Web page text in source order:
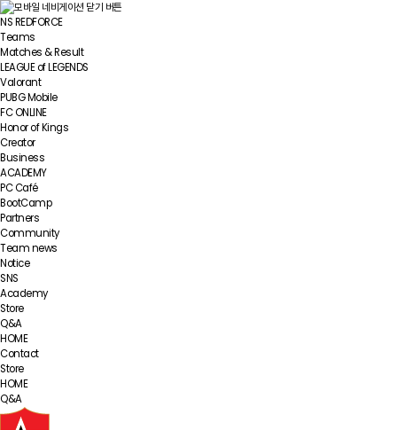
NS REDFORCE
Teams
Matches & Result
LEAGUE of LEGENDS
Valorant
PUBG Mobile
FC ONLINE
Honor of Kings
Creator
Business
ACADEMY
PC Café
BootCamp
Partners
Community
Team news
Notice
SNS
Academy
Store
Q&A
HOME
Contact
Store
HOME
Q&A